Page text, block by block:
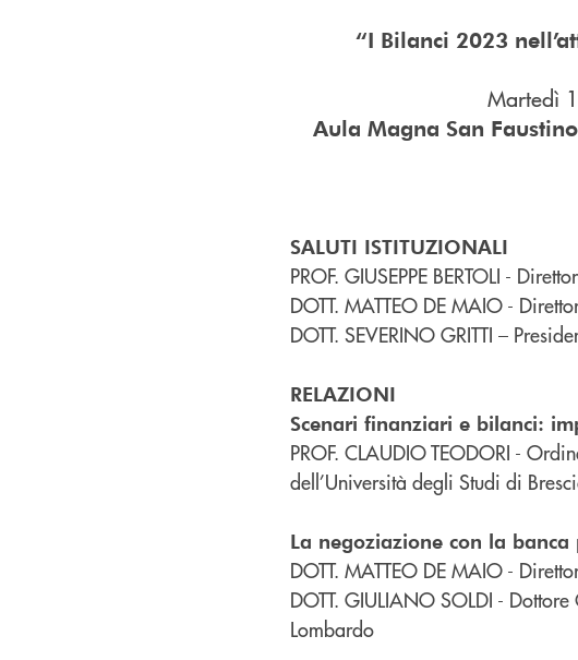
“I Bilanci 2023
Martedì
Aula Magna San Faustino
SALUTI ISTITUZIONALI
PROF. GIUSEPPE BERTOLI -
DOTT. MATTEO DE MAIO -
DOTT. SEVERINO GRITTI –
RELAZIONI
Scenari finanziari e bilanci:
PROF. CLAUDIO TEODORI -
dell’Università degli Studi di
La negoziazione con la
DOTT. MATTEO DE MAIO -
DOTT. GIULIANO SOLDI -
Lombardo